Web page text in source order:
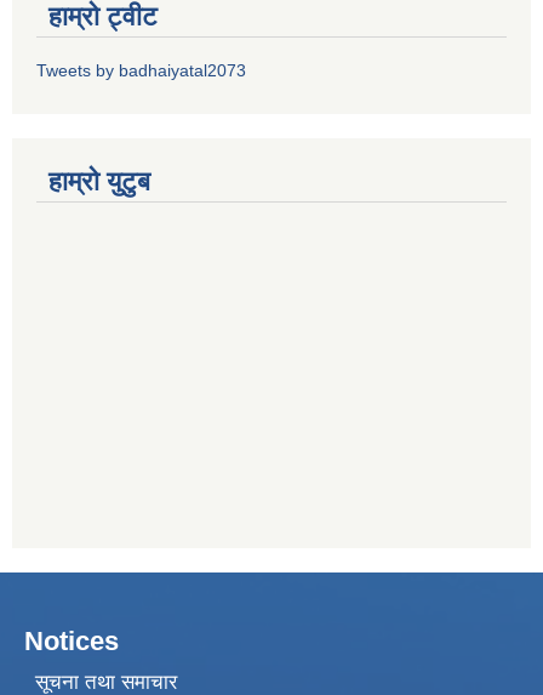
हाम्रो ट्वीट
Tweets by badhaiyatal2073
हाम्रो युटुब
Notices
सूचना तथा समाचार